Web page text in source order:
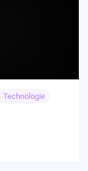
Technologie